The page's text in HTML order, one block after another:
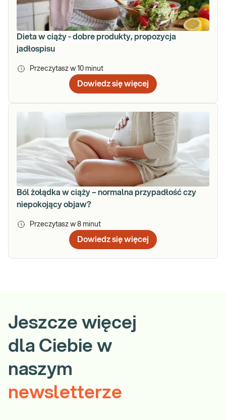
Dieta w ciąży - dobre produkty, propozycja
jadłospisu
Przeczytasz w 10 minut
Dowiedz się więcej
Ból żołądka w ciąży – normalna przypadłość czy
niepokojący objaw?
Przeczytasz w 8 minut
Dowiedz się więcej
Jeszcze więcej
dla Ciebie w
naszym
newsletterze